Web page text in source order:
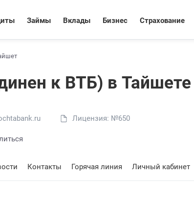
Займы Вклады Бизнес Страхование
к ВТБ) в Тайшете
Лицензия: №650
Контакты Горячая линия Личный кабинет